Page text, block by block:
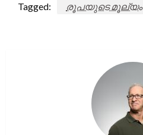
Tagged: രൂപയുടെ മൂല്യം